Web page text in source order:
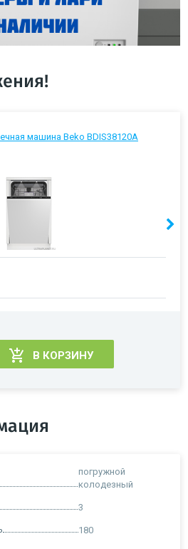
машина Beko BDIS38120A
В КОРЗИНУ
погружной
колодезный
3
180